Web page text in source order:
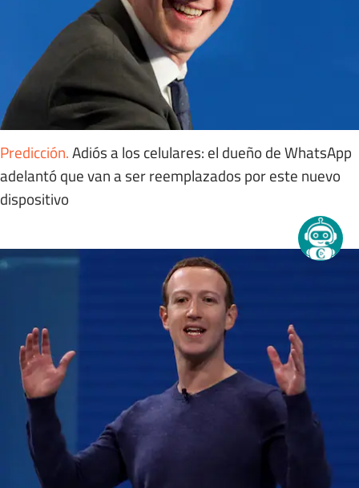
Predicción.Adiós a los celulares: el dueño de WhatsApp
adelantó que van a ser reemplazados por este nuevo
dispositivo